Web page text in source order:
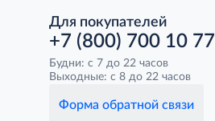
Для покупателей
+7 (800) 700 10 77
Будни: с 7 до 22 часов
Выходные: с 8 до 22 часов
Форма обратной связи